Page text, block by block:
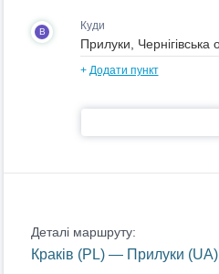
B Куди
+ Додати пункт
Деталі маршруту:
Краків (PL) — Прилуки (UA)